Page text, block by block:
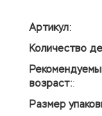
Артикул:
Количество
возраст::
Размер